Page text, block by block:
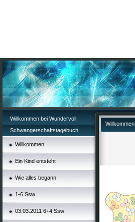
Willkommen bei Wundervoll
Schwangerschaftstagebuch
Willkommen
Ein Kind entsteht
Wie alles begann
1-6 Ssw
03.03.2011 6+4 Ssw
Willkommen